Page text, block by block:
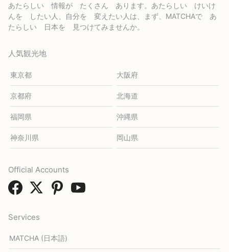
あたらしい 情報が たくさん あります。あたらしい けいけ
んを したい人、自分を 変えたい人は、まず、MATCHAで あ
たらしい 日本を 見つけてみませんか。
人気観光地
東京都 大阪府
京都府 北海道
福岡県 沖縄県
神奈川県 岡山県
Services
MATCHA (日本語)
Official Accounts